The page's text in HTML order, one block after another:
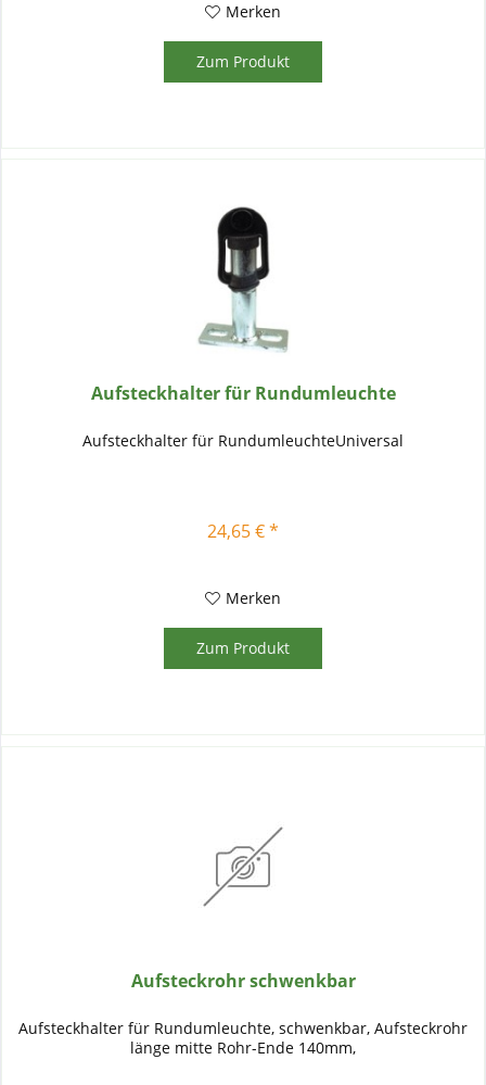
Merken
Zum Produkt
Aufsteckhalter für Rundumleuchte
Aufsteckhalter für RundumleuchteUniversal
24,65 € *
Merken
Zum Produkt
Aufsteckrohr schwenkbar
Aufsteckhalter für Rundumleuchte, schwenkbar, Aufsteckrohr
länge mitte Rohr-Ende 140mm,